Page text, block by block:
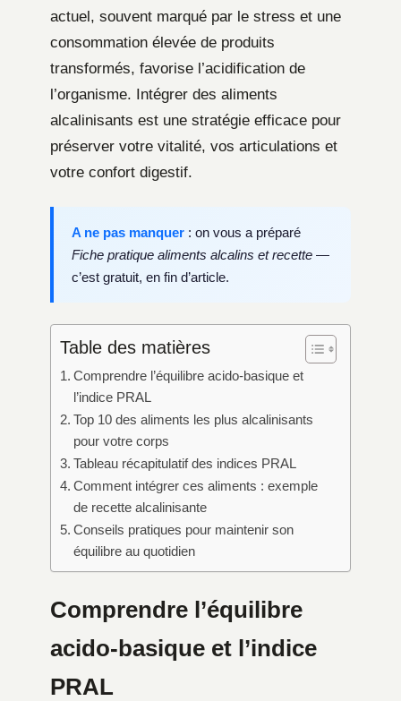
actuel, souvent marqué par le stress et une
consommation élevée de produits
transformés, favorise l’acidification de
l’organisme. Intégrer des aliments
alcalinisants est une stratégie efficace pour
préserver votre vitalité, vos articulations et
votre confort digestif.
A ne pas manquer : on vous a préparé
Fiche pratique aliments alcalins et recette —
c’est gratuit, en fin d’article.
Table des matières
Comprendre l’équilibre acido-basique et
l’indice PRAL
Top 10 des aliments les plus alcalinisants
pour votre corps
Tableau récapitulatif des indices PRAL
Comment intégrer ces aliments : exemple
de recette alcalinisante
Conseils pratiques pour maintenir son
équilibre au quotidien
Comprendre l’équilibre
acido-basique et l’indice
PRAL